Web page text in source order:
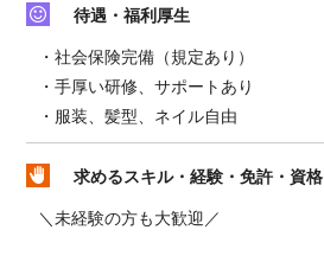
待遇・福利厚生
・社会保険完備（規定あり）
・手厚い研修、サポートあり
・服装、髪型、ネイル自由
求めるスキル・経験・免許・資格
＼未経験の方も大歓迎／